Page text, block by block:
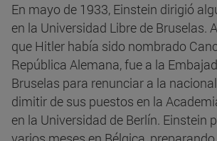
En mayo de 1933, Einstein dirigió
en la Universidad Libre de Bruselas.
que Hitler había sido nombrado
República Alemana, fue a la
Bruselas para renunciar a la
dimitir de sus puestos en la
en la Universidad de Berlín. Einstein